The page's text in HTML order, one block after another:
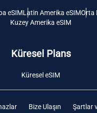
eSIMLatin Amerika eSIMOrta
Kuzey Amerika eSIM
Küresel Plans
Küresel eSIM
Bize Ulaşın Şartlar